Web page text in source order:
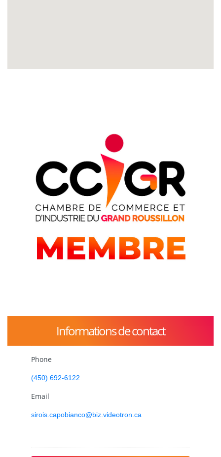
Informations de contact
Phone
(450) 692-6122
Email
sirois.capobianco@biz.videotron.ca